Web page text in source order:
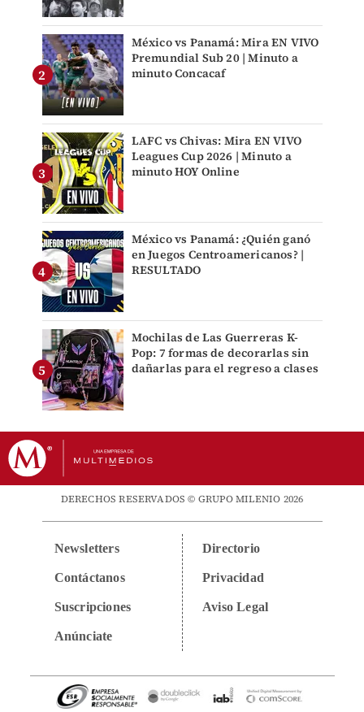
México vs Panamá: Mira EN VIVO
Premundial Sub 20 | Minuto a
minuto Concacaf
LAFC vs Chivas: Mira EN VIVO
Leagues Cup 2026 | Minuto a
minuto HOY Online
México vs Panamá: ¿Quién ganó
en Juegos Centroamericanos? |
RESULTADO
Mochilas de Las Guerreras K-
Pop: 7 formas de decorarlas sin
dañarlas para el regreso a clases
DERECHOS RESERVADOS © GRUPO MILENIO 2026
Newsletters
Contáctanos
Suscripciones
Anúnciate
Directorio
Privacidad
Aviso Legal